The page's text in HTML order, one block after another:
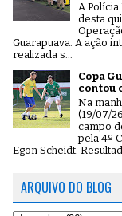
A
desta
Guarapuava. A ação
realizada s...
Copa
contou
Na
(19/07/
campo
pela 4º
Egon Scheidt.
ARQUIVO DO BLOG